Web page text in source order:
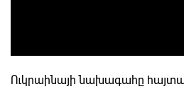
Ուկրաինայի նախագահը